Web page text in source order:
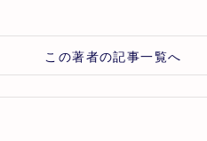
この著者の記事一覧へ